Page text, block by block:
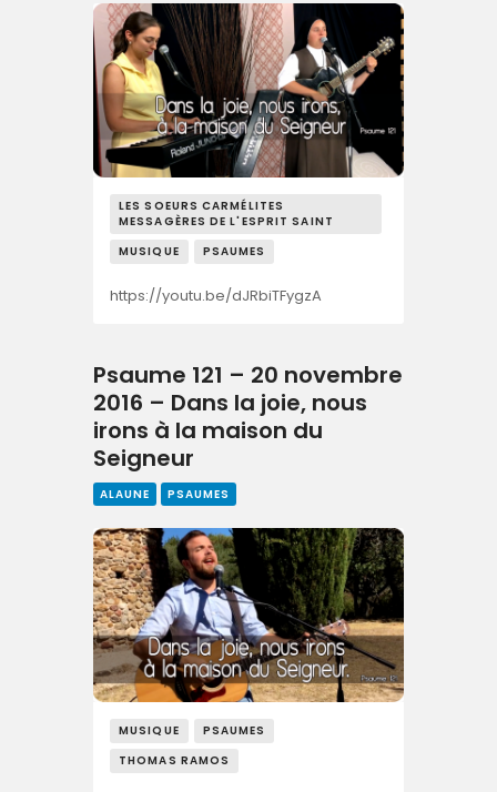
LES SOEURS CARMÉLITES
MESSAGÈRES DE L'ESPRIT SAINT
MUSIQUE
PSAUMES
https://youtu.be/dJRbiTFygzA
Psaume 121 – 20 novembre
2016 – Dans la joie, nous
irons à la maison du
Seigneur
ALAUNE PSAUMES
MUSIQUE
PSAUMES
THOMAS RAMOS